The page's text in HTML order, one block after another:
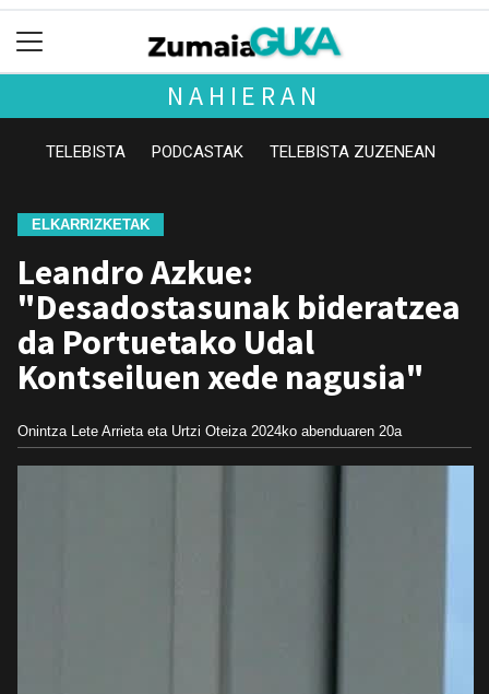
NAHIERAN
TELEBISTA PODCASTAK TELEBISTA ZUZENEAN
ELKARRIZKETAK
Leandro Azkue:
"Desadostasunak bideratzea
da Portuetako Udal
Kontseiluen xede nagusia"
Onintza Lete Arrieta eta Urtzi Oteiza 2024ko abenduaren 20a